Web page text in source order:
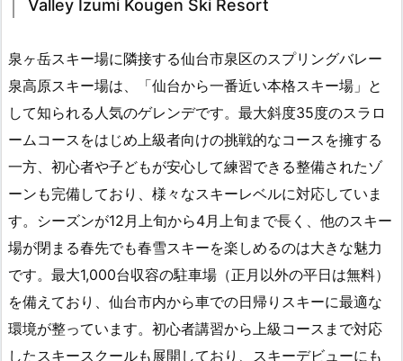
Valley Izumi Kougen Ski Resort
泉ヶ岳スキー場に隣接する仙台市泉区のスプリングバレー
泉高原スキー場は、「仙台から一番近い本格スキー場」と
して知られる人気のゲレンデです。最大斜度35度のスラロ
ームコースをはじめ上級者向けの挑戦的なコースを擁する
一方、初心者や子どもが安心して練習できる整備されたゾ
ーンも完備しており、様々なスキーレベルに対応していま
す。シーズンが12月上旬から4月上旬まで長く、他のスキー
場が閉まる春先でも春雪スキーを楽しめるのは大きな魅力
です。最大1,000台収容の駐車場（正月以外の平日は無料）
を備えており、仙台市内から車での日帰りスキーに最適な
環境が整っています。初心者講習から上級コースまで対応
したスキースクールも展開しており、スキーデビューにも